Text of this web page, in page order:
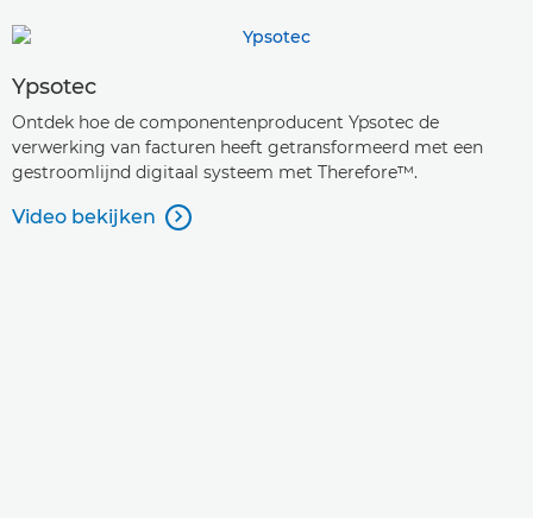
Ypsotec
Ontdek hoe de componentenproducent Ypsotec de
verwerking van facturen heeft getransformeerd met een
gestroomlijnd digitaal systeem met Therefore™.
Video bekijken 